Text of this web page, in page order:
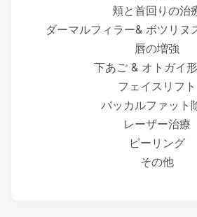
頬と首回りの治
ダーマルフィラー& ボツリヌ
唇の増強
下あご & オトガイ
フェイスリフト
バッカルファット
レーザー治療
ピーリング
その他